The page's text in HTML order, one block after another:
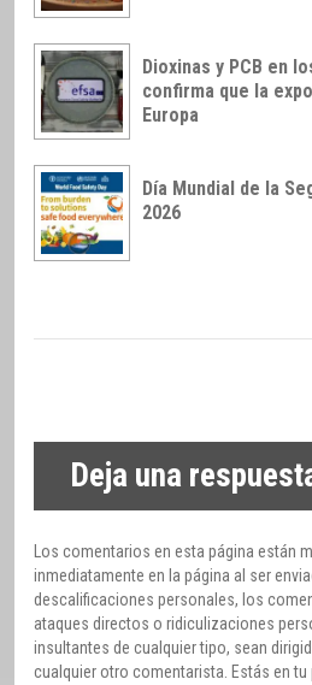
Dioxinas y PCB en
confirma que la
Europa
Día Mundial de la
2026
Deja una
Los comentarios en esta página están
inmediatamente en la página al ser
descalificaciones personales, los
ataques directos o ridiculizaciones
insultantes de cualquier tipo, sean
cualquier otro comentarista. Estás en